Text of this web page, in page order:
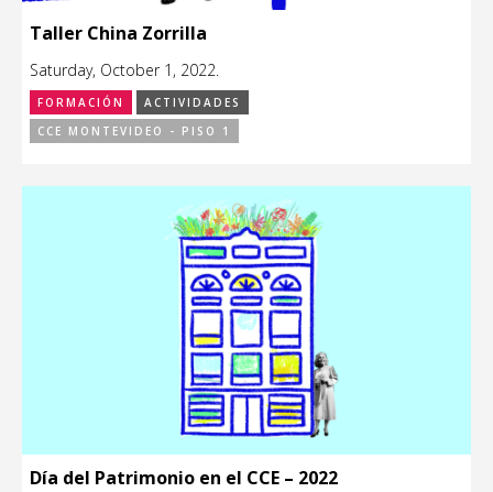
Taller China Zorrilla
Saturday, October 1, 2022.
FORMACIÓN
ACTIVIDADES
CCE MONTEVIDEO - PISO 1
Día del Patrimonio en el CCE – 2022